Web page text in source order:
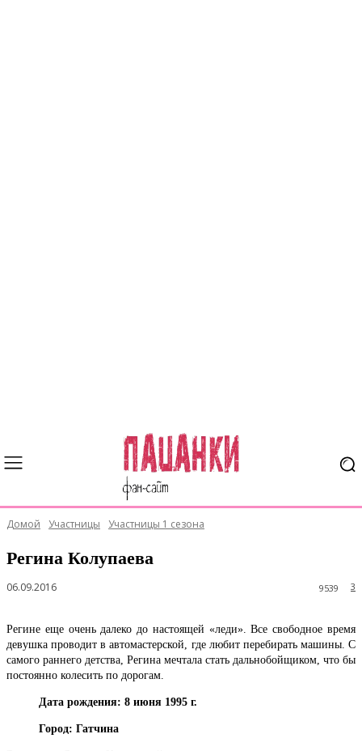
Домой Участницы Участницы 1 сезона
Регина Колупаева
06.09.2016 3
9539
Регине еще очень далеко до настоящей «леди». Все свободное время
девушка проводит в автомастерской, где любит перебирать машины. С
самого раннего детства, Регина мечтала стать дальнобойщиком, что бы
постоянно колесить по дорогам.
Дата рождения: 8 июня 1995 г.
Город: Гатчина